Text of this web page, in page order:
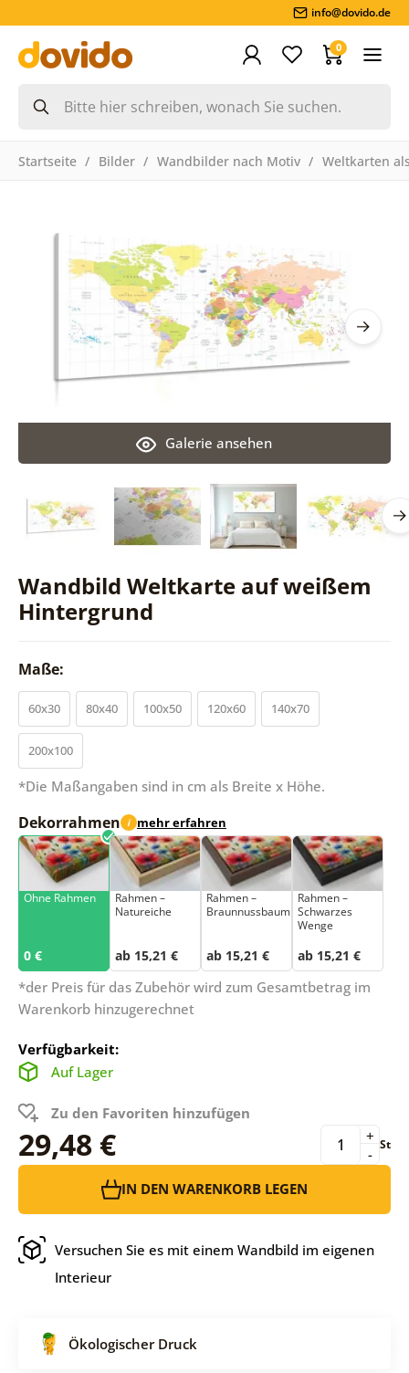
info@dovido.de
0
Startseite Bilder Wandbilder nach Motiv Weltkarten
Wandbild Weltkarte auf weißem
Hintergrund
Galerie ansehen
Maße:
60x30 80x40 100x50 120x60 140x70
200x100
*Die Maßangaben sind in cm als Breite x Höhe.
Dekorrahmen i mehr erfahren
Ohne Rahmen
0 €
Rahmen –
Natureiche
ab 15,21 €
Rahmen –
Braunnussbaum
ab 15,21 €
Rahmen –
Schwarzes
Wenge
ab 15,21 €
*der Preis für das Zubehör wird zum Gesamtbetrag im
Warenkorb hinzugerechnet
Verfügbarkeit:
Auf Lager
Zu den Favoriten hinzufügen
29,48 € -
+ St
IN DEN WARENKORB LEGEN
Versuchen Sie es mit einem Wandbild im eigenen
Interieur
Ökologischer Druck